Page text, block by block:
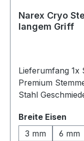
Narex Cryo
langem Griff
Lieferumfang 1x Stemmeisen Beschreibung
Premium
Stahl Geschmiedet aus hochwertigem Cr-V Stahl.
wärmebehandelt
mindestens 62HRc Fein geschilffen und
Breite Eisen
3 mm
6 mm